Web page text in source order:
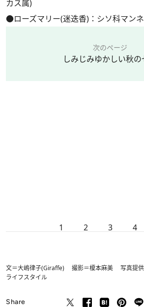
カス属)
●ローズマリー(迷迭香)：シソ科マン
次のページ
しみじみゆかしい秋の
1 2 3 4
文＝大嶋律子(Giraffe) 撮影＝榎本麻美 写真提供
ライフスタイル
Share